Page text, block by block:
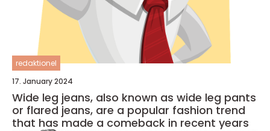
redaktionel
17. January 2024
Wide leg jeans, also known as wide leg pants
or flared jeans, are a popular fashion trend
that has made a comeback in recent years